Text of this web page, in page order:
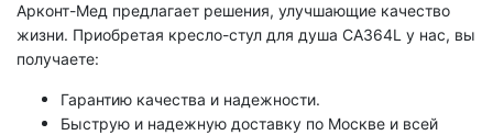
Арконт-Мед предлагает решения, улучшающие качество
жизни. Приобретая кресло-стул для душа CA364L у нас, вы
получаете:
Гарантию качества и надежности.
Быструю и надежную доставку по Москве и всей